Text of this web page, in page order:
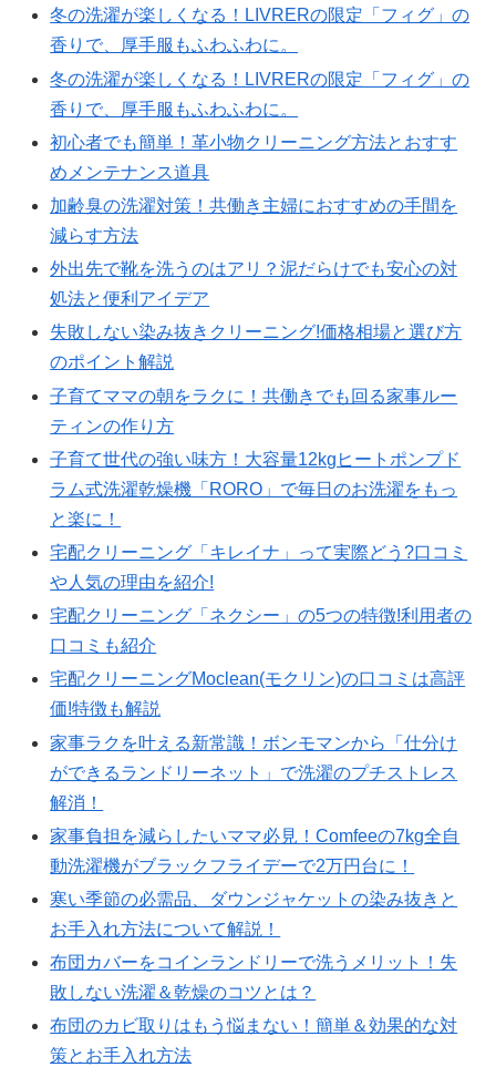
冬の洗濯が楽しくなる！LIVRERの限定「フィグ」の
香りで、厚手服もふわふわに。
冬の洗濯が楽しくなる！LIVRERの限定「フィグ」の
香りで、厚手服もふわふわに。
初心者でも簡単！革小物クリーニング方法とおすす
めメンテナンス道具
加齢臭の洗濯対策！共働き主婦におすすめの手間を
減らす方法
外出先で靴を洗うのはアリ？泥だらけでも安心の対
処法と便利アイデア
失敗しない染み抜きクリーニング!価格相場と選び方
のポイント解説
子育てママの朝をラクに！共働きでも回る家事ルー
ティンの作り方
子育て世代の強い味方！大容量12kgヒートポンプド
ラム式洗濯乾燥機「RORO」で毎日のお洗濯をもっ
と楽に！
宅配クリーニング「キレイナ」って実際どう?口コミ
や人気の理由を紹介!
宅配クリーニング「ネクシー」の5つの特徴!利用者の
口コミも紹介
宅配クリーニングMoclean(モクリン)の口コミは高評
価!特徴も解説
家事ラクを叶える新常識！ボンモマンから「仕分け
ができるランドリーネット」で洗濯のプチストレス
解消！
家事負担を減らしたいママ必見！Comfeeの7kg全自
動洗濯機がブラックフライデーで2万円台に！
寒い季節の必需品、ダウンジャケットの染み抜きと
お手入れ方法について解説！
布団カバーをコインランドリーで洗うメリット！失
敗しない洗濯＆乾燥のコツとは？
布団のカビ取りはもう悩まない！簡単＆効果的な対
策とお手入れ方法